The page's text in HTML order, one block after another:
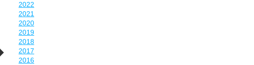
2022
2021
2020
2019
2018
2017
2016